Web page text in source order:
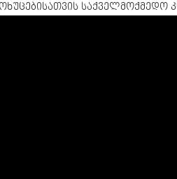
საქველმოქმედო